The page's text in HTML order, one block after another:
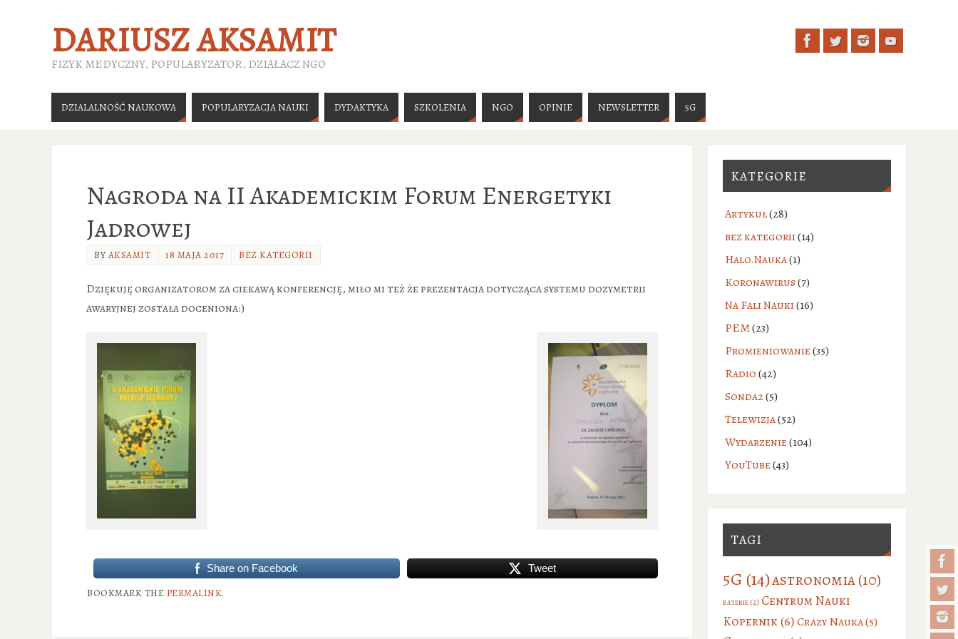
DARIUSZ AKSAMIT
FIZYK MEDYCZNY, POPULARYZATOR, DZIAŁACZ NGO
DZIALALNOŚĆ NAUKOWA POPULARYZACJA NAUKI DYDAKTYKA SZKOLENIA NGO OPINIE NEWSLETTER 5G
Nagroda na II Akademickim Forum Energetyki
Jadrowej
BYAKSAMIT 18 MAJA 2017 BEZ KATEGORII
Dziękuję organizatorom za ciekawą konferencję, miło mi też że prezentacja dotycząca systemu dozymetrii
awaryjnej została doceniona:)
Share on Facebook Tweet
BOOKMARK THE PERMALINK.
KATEGORIE
Artykuł(28)
bez kategorii(14)
Halo.Nauka(1)
Koronawirus(7)
Na Fali Nauki(16)
PEM(23)
Promieniowanie(35)
Radio(42)
Sonda2(5)
Telewizja(52)
Wydarzenie(104)
YouTube(43)
TAGI
5G (14)astronomia(10)
baterie(2) Centrum Nauki
Kopernik(6)Crazy Nauka(5)